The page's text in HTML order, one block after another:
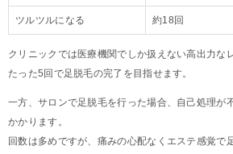
ツルツルになる 約18回
クリニックでは医療機関でしか扱えない高出力な
たった5回で足脱毛の完了を目指せます。
一方、サロンで足脱毛を行った場合、自己処理が
かかります。
回数は多めですが、痛みの心配なくエステ感覚で